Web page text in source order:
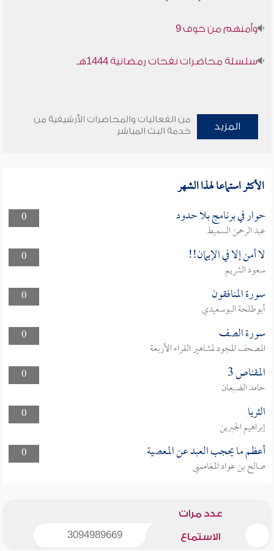
وأمنهم من خوف 9
سلسلة محاضرات نفحات رمضانية 1444هـ
المزيد
من الفعاليات والمحاضرات الأرشيفية من
خدمة البث المباشر
الأكثر استماعا لهذا الشهر
0 حوار في برنامج بلا حدود
عبد الرحمن السميط
0
لا أمن إلا في الإيمان!!
سعود الشريم
0
سورة المنافقون
أبوطلحة البوسعيدي
0
سورة الصف
المصحف المجود لمشاهير القراء الأربعة
0
المقناص 3
حامد الضبعان
0
الثريا
إبراهيم الجبرين
0
أعظم ما يحجب العبد عن المعصية
صالح بن عواد المغامسي
عدد مرات
الاستماع 3094989669